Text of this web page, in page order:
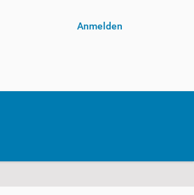
Anmelden